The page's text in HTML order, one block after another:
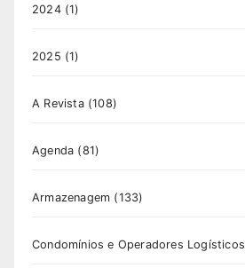
2024(1)
2025 (1)
A Revista(108)
Agenda (81)
Armazenagem (133)
Condomínios e Operadores Logísticos